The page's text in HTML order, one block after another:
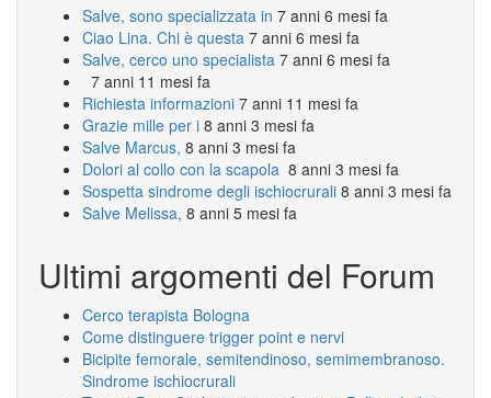
Salve, sono specializzata in 7 anni 6 mesi fa
Ciao Lina. Chi è questa 7 anni 6 mesi fa
Salve, cerco uno specialista 7 anni 6 mesi fa
7 anni 11 mesi fa
Richiesta informazioni 7 anni 11 mesi fa
Grazie mille per i 8 anni 3 mesi fa
Salve Marcus, 8 anni 3 mesi fa
Dolori al collo con la scapola 8 anni 3 mesi fa
Sospetta sindrome degli ischiocrurali 8 anni 3 mesi fa
Salve Melissa, 8 anni 5 mesi fa
Ultimi argomenti del Forum
Cerco terapista Bologna
Come distinguere trigger point e nervi
Bicipite femorale, semitendinoso, semimembranoso.
Sindrome ischiocrurali